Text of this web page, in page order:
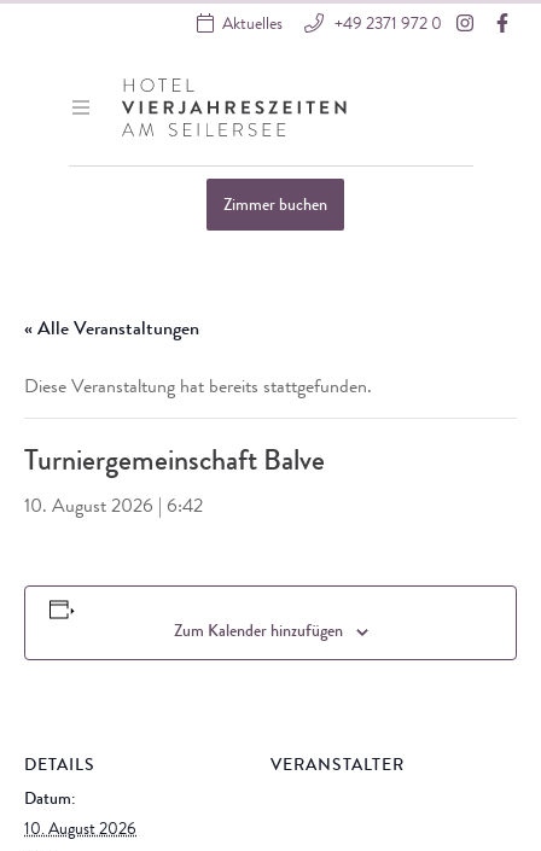
Aktuelles +49 2371 972 0
Hotel VierJahreszeiten
Zimmer buchen
« Alle Veranstaltungen
Diese Veranstaltung hat bereits stattgefunden.
Turniergemeinschaft Balve
10. August 2026 | 6:42
Zum Kalender hinzufügen
DETAILS
Datum:
10. August 2026
VERANSTALTER